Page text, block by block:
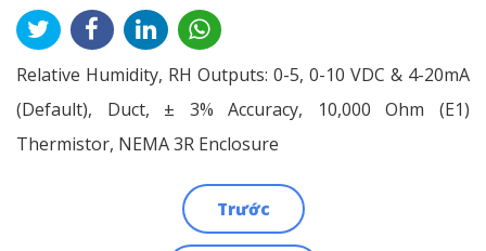
Relative Humidity, RH Outputs: 0-5, 0-10 VDC & 4-20mA
(Default), Duct, ± 3% Accuracy, 10,000 Ohm (E1)
Thermistor, NEMA 3R Enclosure
Trước